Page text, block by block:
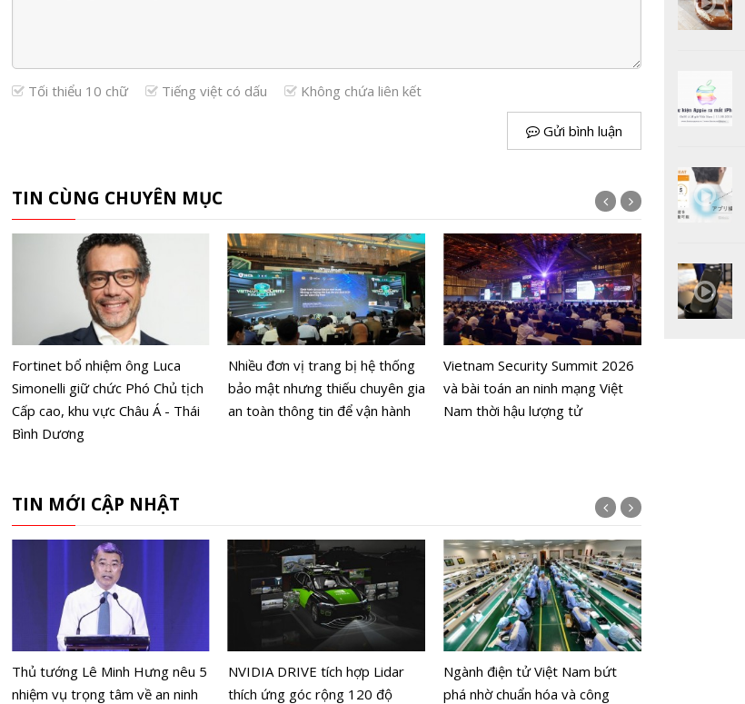
Tối thiểu 10 chữ Tiếng việt có dấu Không chứa liên kết
Gửi bình luận
TIN CÙNG CHUYÊN MỤC
Fortinet bổ nhiệm ông Luca
Simonelli giữ chức Phó Chủ tịch
Cấp cao, khu vực Châu Á - Thái
Bình Dương
Nhiều đơn vị trang bị hệ thống
bảo mật nhưng thiếu chuyên gia
an toàn thông tin để vận hành
Vietnam Security Summit 2026
và bài toán an ninh mạng Việt
Nam thời hậu lượng tử
TIN MỚI CẬP NHẬT
Thủ tướng Lê Minh Hưng nêu 5
nhiệm vụ trọng tâm về an ninh
NVIDIA DRIVE tích hợp Lidar
thích ứng góc rộng 120 độ
Ngành điện tử Việt Nam bứt
phá nhờ chuẩn hóa và công